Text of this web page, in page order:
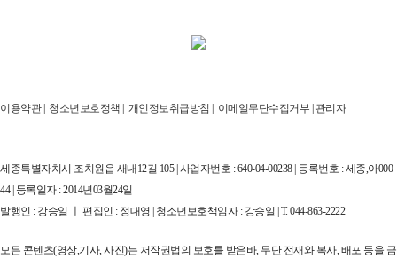
이용약관| 청소년보호정책 | 개인정보취급방침 | 이메일무단수집거부 | 관리자
세종특별자치시 조치원읍 새내12길 105 | 사업자번호 : 640-04-00238 | 등록번호 : 세종,아000
44 | 등록일자 : 2014년03월24일
발행인 : 강승일 ㅣ 편집인 : 정대영 | 청소년보호책임자 : 강승일 | T. 044-863-2222
모든 콘텐츠(영상,기사, 사진)는 저작권법의 보호를 받은바, 무단 전재와 복사, 배포 등을 금